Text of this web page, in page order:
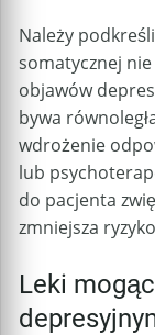
Należy
somatycznej
objawów
bywa
wdrożenie
lub
do pacjenta
zmniejsza
Leki